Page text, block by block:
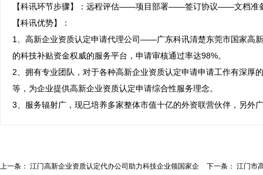
【科讯环节步骤】：远程评估——项目部署——签订协议——文档
【科讯优势】：
1、高新企业资质认定申请代理公司——广东科讯清楚东莞市国家高
的科技补贴资金权威的服务平台，申请审核通过率达98%。
2、拥有专业团队，对于各种高新企业资质认定申请申请工作有深厚
等，为企业提供高新企业资质认定申请综合性服务理念。
3、服务辐射广，现已培养多家整体市值十亿的外资联营伙伴，另外
上一条： 江门高新企业资质认定代办公司助力科技企业领国家企
下一条： 江门市